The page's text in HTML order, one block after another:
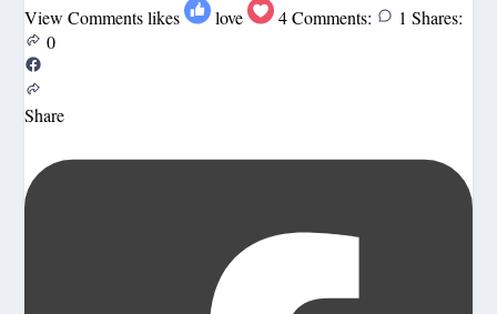
View Comments likes love 4 Comments: 1 Shares:
0
Share